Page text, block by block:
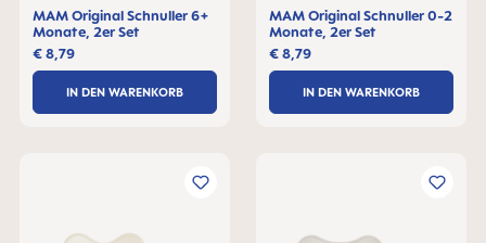
MAM Original Schnuller 6+
Monate, 2er Set
€ 8,79
IN DEN WARENKORB
MAM Original Schnuller 0-2
Monate, 2er Set
€ 8,79
IN DEN WARENKORB